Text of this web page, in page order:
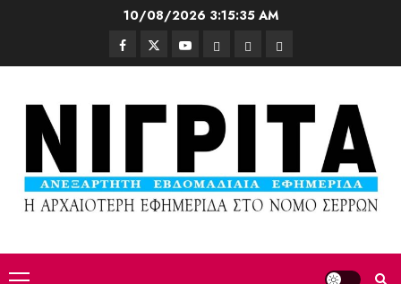
10/08/2026 3:15:37 AM